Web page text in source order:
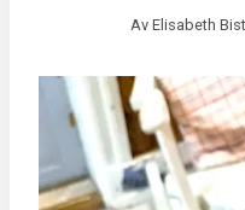
Av Elisabeth